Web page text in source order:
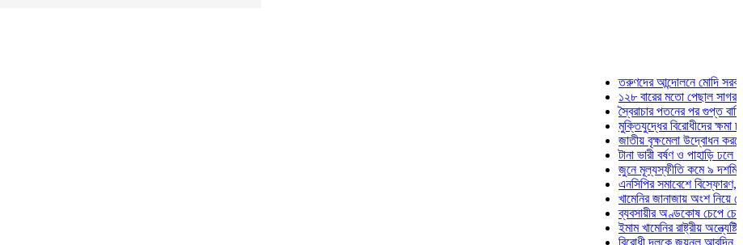
তরুণদের আন্দোলনে মোদি সরকার দুর্বল
১২৮ বারের মতো পেছাল সাগর-রুনি
স্বৈরাচার পতনের পর গুপ্ত বাহিনীর
মুক্তিযুদ্ধের বিরোধীদের ক্ষমা চাইতে
জাতীয় বৃক্ষমেলা উদ্বোধন করলেন
টানা ভারী বর্ষণ ও পাহাড়ি ঢলে পানিবন্দি
জুনে মূল্যস্ফীতি কমে ৯ দশমিক ১৬
এনসিপির সমাবেশে বিস্ফোরণ,
খামেনির জানাজায় অংশ নিয়ে দেশে
ব্যবসায়ীর অণ্ডকোষ চেপে চেক-
ইমাম খামেনির রাষ্ট্রীয়
বিরোধী দলকে জয়নুল আবদিন, আপনারা